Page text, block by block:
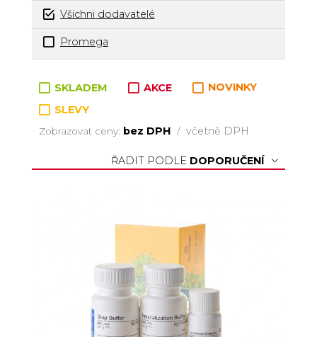
Všichni dodavatelé
Promega
Zboží v kategorii
SKLADEM AKCE
NOVINKY
SLEVY
Zobrazovat ceny: bez DPH / včetně DPH
ŘADIT PODLE DOPORUČENÍ